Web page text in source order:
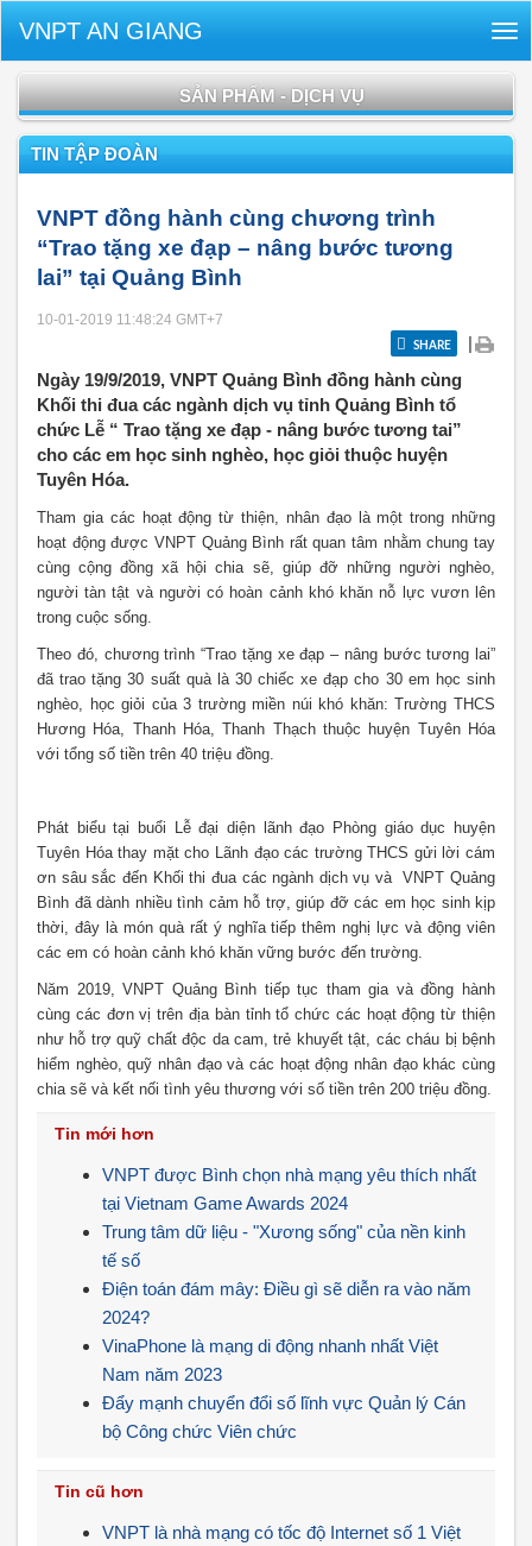
VNPT AN GIANG
SẢN PHẨM - DỊCH VỤ
TIN TẬP ĐOÀN
VNPT đồng hành cùng chương trình
“Trao tặng xe đạp – nâng bước tương
lai” tại Quảng Bình
10-01-2019 11:48:24 GMT+7
SHARE
|
Ngày 19/9/2019, VNPT Quảng Bình đồng hành cùng
Khối thi đua các ngành dịch vụ tỉnh Quảng Bình tổ
chức Lễ “ Trao tặng xe đạp - nâng bước tương tai”
cho các em học sinh nghèo, học giỏi thuộc huyện
Tuyên Hóa.
Tham gia các hoạt động từ thiện, nhân đạo là một trong những
hoạt động được VNPT Quảng Bình rất quan tâm nhằm chung tay
cùng cộng đồng xã hội chia sẽ, giúp đỡ những người nghèo,
người tàn tật và người có hoàn cảnh khó khăn nỗ lực vươn lên
trong cuộc sống.
Theo đó, chương trình “Trao tặng xe đạp – nâng bước tương lai”
đã trao tặng 30 suất quà là 30 chiếc xe đạp cho 30 em học sinh
nghèo, học giỏi của 3 trường miền núi khó khăn: Trường THCS
Hương Hóa, Thanh Hóa, Thanh Thạch thuộc huyện Tuyên Hóa
với tổng số tiền trên 40 triệu đồng.
Phát biểu tại buổi Lễ đại diện lãnh đạo Phòng giáo dục huyện
Tuyên Hóa thay mặt cho Lãnh đạo các trường THCS gửi lời cám
ơn sâu sắc đến Khối thi đua các ngành dịch vụ và VNPT Quảng
Bình đã dành nhiều tình cảm hỗ trợ, giúp đỡ các em học sinh kịp
thời, đây là món quà rất ý nghĩa tiếp thêm nghị lực và động viên
các em có hoàn cảnh khó khăn vững bước đến trường.
Năm 2019, VNPT Quảng Bình tiếp tục tham gia và đồng hành
cùng các đơn vị trên địa bàn tỉnh tổ chức các hoạt động từ thiện
như hỗ trợ quỹ chất độc da cam, trẻ khuyết tật, các cháu bị bệnh
hiểm nghèo, quỹ nhân đạo và các hoạt động nhân đạo khác cùng
chia sẽ và kết nối tình yêu thương với số tiền trên 200 triệu đồng.
Tin mới hơn
VNPT được Bình chọn nhà mạng yêu thích nhất
tại Vietnam Game Awards 2024
Trung tâm dữ liệu - "Xương sống" của nền kinh
tế số
Điện toán đám mây: Điều gì sẽ diễn ra vào năm
2024?
VinaPhone là mạng di động nhanh nhất Việt
Nam năm 2023
Đẩy mạnh chuyển đổi số lĩnh vực Quản lý Cán
bộ Công chức Viên chức
Tin cũ hơn
VNPT là nhà mạng có tốc độ Internet số 1 Việt